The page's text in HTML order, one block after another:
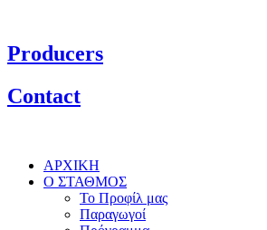
Producers
Contact
ΑΡΧΙΚΗ
Ο ΣΤΑΘΜΟΣ
Το Προφίλ μας
Παραγωγοί